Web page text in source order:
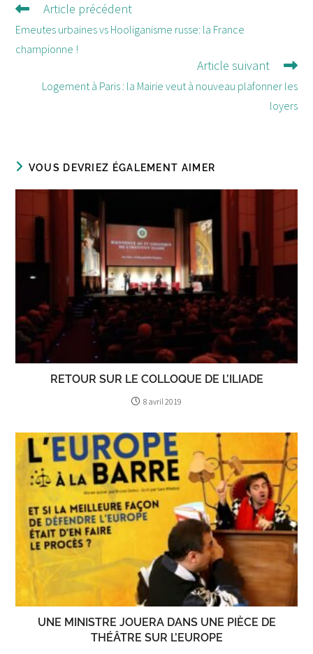
Lire
d'autres
articles
Article précédent
Emeutes urbaines vs Hooliganisme russe: la France
championne !
Article suivant
Logement à Paris : la Mairie veut à nouveau plafonner les
loyers
VOUS DEVRIEZ ÉGALEMENT AIMER
RETOUR SUR LE COLLOQUE DE L’ILIADE
8 avril 2019
UNE MINISTRE JOUERA DANS UNE PIÈCE DE
THÉÂTRE SUR L’EUROPE